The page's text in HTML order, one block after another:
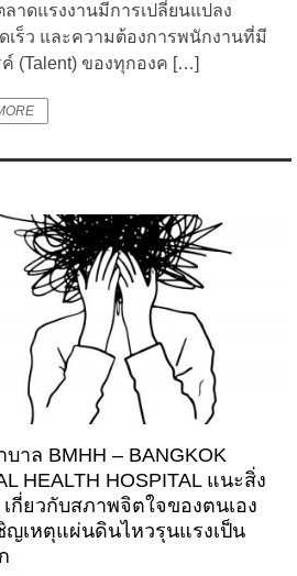
าดแรงงานมีการเปลี่ยนแปลง
เร็ว และความต้องการพนักงานที่มี
(Talent) ของทุกองค […]
บาล BMHH – BANGKOK
HEALTH HOSPITAL แนะสิ่ง
กี่ยวกับสภาพจิตใจของตนเอง
ญเหตุแผ่นดินไหวรุนแรงเป็น